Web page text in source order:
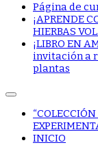
Página de
¡APRENDE
HIERBAS
¡LIBRO EN
invitación a
plantas
INICIO